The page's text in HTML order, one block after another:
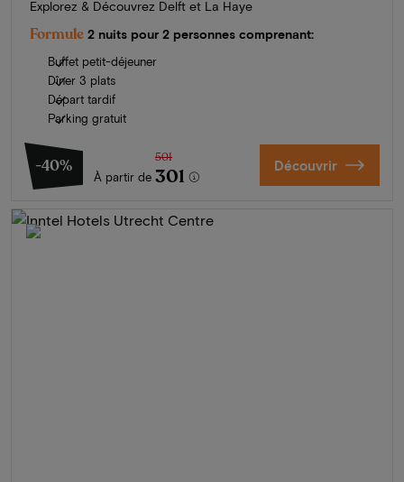
Explorez & Découvrez Delft et La Haye
Formule 2 nuits pour 2 personnes comprenant:
Buffet petit-déjeuner
Dîner 3 plats
Départ tardif
Parking gratuit
-40%
À partir de
501
301 Découvrir